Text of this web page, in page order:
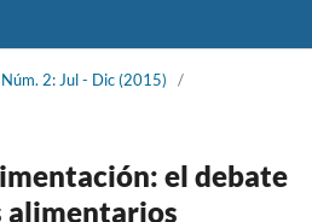
2: Jul - Dic (2015)
/
el debate
alimentarios